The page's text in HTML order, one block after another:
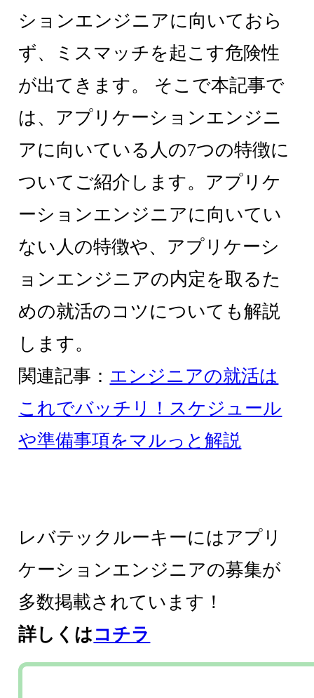
ションエンジニアに向いておら
ず、ミスマッチを起こす危険性
が出てきます。 そこで本記事で
は、アプリケーションエンジニ
アに向いている人の7つの特徴に
ついてご紹介します。アプリケ
ーションエンジニアに向いてい
ない人の特徴や、アプリケーシ
ョンエンジニアの内定を取るた
めの就活のコツについても解説
します。
関連記事： エンジニアの就活は
これでバッチリ！スケジュール
や準備事項をマルっと解説
レバテックルーキーにはアプリ
ケーションエンジニアの募集が
多数掲載されています！
詳しくはコチラ